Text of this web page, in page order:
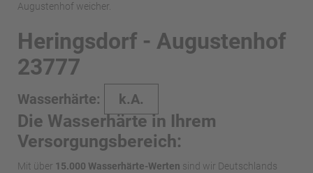
Augustenhof weicher.
Heringsdorf - Augustenhof
23777
Wasserhärte: k.A.
Die Wasserhärte in Ihrem
Versorgungsbereich:
Mit über 15.000 Wasserhärte-Werten sind wir Deutschlands